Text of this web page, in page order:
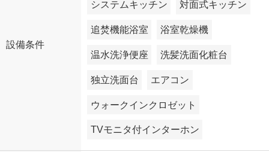
設備条件
システムキッチン 対面式キッチン
追焚機能浴室 浴室乾燥機
温水洗浄便座 洗髪洗面化粧台
独立洗面台 エアコン
ウォークインクロゼット
TVモニタ付インターホン